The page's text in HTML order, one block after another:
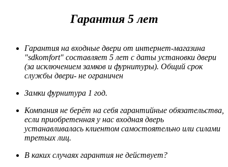
Гарантия 5 лет
Гарантия на входные двери от интернет-магазина
"sdkomfort" составляет 5 лет с даты установки двери
(за исключением замков и фурнитуры). Общий срок
службы двери- не ограничен
Замки фурнитура 1 год.
Компания не берёт на себя гарантийные обязательства,
если приобретенная у нас входная дверь
устанавливалась клиентом самостоятельно или силами
третьих лиц.
В каких случаях гарантия не действует?